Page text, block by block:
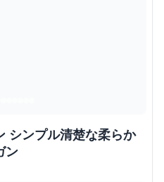
シンプル清楚な柔らか
ン